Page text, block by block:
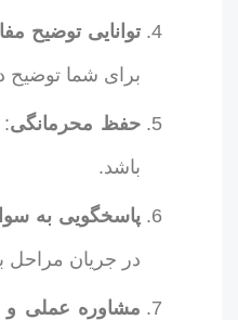
توانایی توضیح
برای شما توضیح
حفظ محرمانگی:
باشد.
پاسخگویی به
در جریان مراحل
مشاوره عملی و